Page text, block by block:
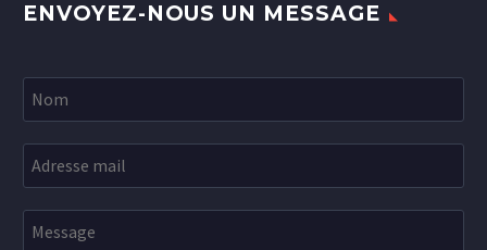
ENVOYEZ-NOUS UN MESSAGE